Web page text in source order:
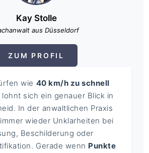
Kay Stolle
aus Düsseldorf
ZUM PROFIL
wie 40 km/h zu schnell
lohnt sich ein genauer Blick in
In der anwaltlichen Praxis
wieder Unklarheiten bei
Beschilderung oder
Gerade wenn Punkte